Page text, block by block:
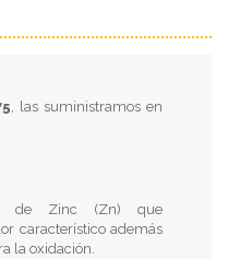
, las suministramos en
de Zinc (Zn) que
característico además
la oxidación.